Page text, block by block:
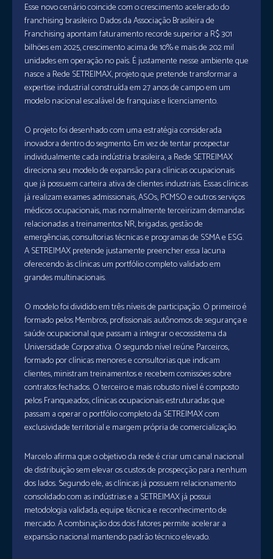
Esse novo cenário coincide com o crescimento acelerado do
franchising brasileiro. Dados da Associação Brasileira de
Franchising apontam faturamento recorde superior a R$ 301
bilhões em 2025, crescimento acima de 10% e mais de 202 mil
unidades em operação no país. É justamente nesse ambiente que
nasce a Rede SETREIMAX, projeto que pretende transformar a
expertise industrial construída em 27 anos de campo em um
modelo nacional escalável de franquias e licenciamento.
O projeto foi desenhado com uma estratégia considerada
inovadora dentro do segmento. Em vez de tentar prospectar
individualmente cada indústria brasileira, a Rede SETREIMAX
direciona seu modelo de expansão para clínicas ocupacionais
que já possuem carteira ativa de clientes industriais. Essas clínicas
já realizam exames admissionais, ASOs, PCMSO e outros serviços
médicos ocupacionais, mas normalmente terceirizam demandas
relacionadas a treinamentos NR, brigadas, gestão de
emergências, consultorias técnicas e programas de SSMA e ESG.
A SETREIMAX pretende justamente preencher essa lacuna
oferecendo às clínicas um portfólio completo validado em
grandes multinacionais.
O modelo foi dividido em três níveis de participação. O primeiro é
formado pelos Membros, profissionais autônomos de segurança e
saúde ocupacional que passam a integrar o ecossistema da
Universidade Corporativa. O segundo nível reúne Parceiros,
formado por clínicas menores e consultorias que indicam
clientes, ministram treinamentos e recebem comissões sobre
contratos fechados. O terceiro e mais robusto nível é composto
pelos Franqueados, clínicas ocupacionais estruturadas que
passam a operar o portfólio completo da SETREIMAX com
exclusividade territorial e margem própria de comercialização.
Marcelo afirma que o objetivo da rede é criar um canal nacional
de distribuição sem elevar os custos de prospecção para nenhum
dos lados. Segundo ele, as clínicas já possuem relacionamento
consolidado com as indústrias e a SETREIMAX já possui
metodologia validada, equipe técnica e reconhecimento de
mercado. A combinação dos dois fatores permite acelerar a
expansão nacional mantendo padrão técnico elevado.